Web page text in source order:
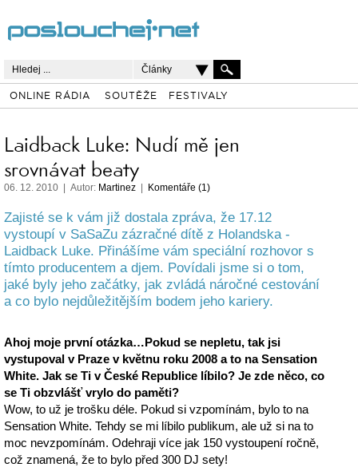
Články
ONLINE RÁDIA SOUTĚŽE FESTIVALY
Laidback Luke: Nudí mě jen
srovnávat beaty
06. 12. 2010 | Autor: Martinez Komentáře (1)
Zajisté se k vám již dostala zpráva, že 17.12
vystoupí v SaSaZu zázračné dítě z Holandska -
Laidback Luke. Přinášíme vám speciální rozhovor s
tímto producentem a djem. Povídali jsme si o tom,
jaké byly jeho začátky, jak zvládá náročné cestování
a co bylo nejdůležitějším bodem jeho kariery.
Ahoj moje první otázka…Pokud se nepletu, tak jsi
vystupoval v Praze v květnu roku 2008 a to na Sensation
White. Jak se Ti v České Republice líbilo? Je zde něco, co
se Ti obzvlášť vrylo do paměti?
Wow, to už je trošku déle. Pokud si vzpomínám, bylo to na
Sensation White. Tehdy se mi líbilo publikum, ale už si na to
moc nevzpomínám. Odehraji více jak 150 vystoupení ročně,
což znamená, že to bylo před 300 DJ sety!